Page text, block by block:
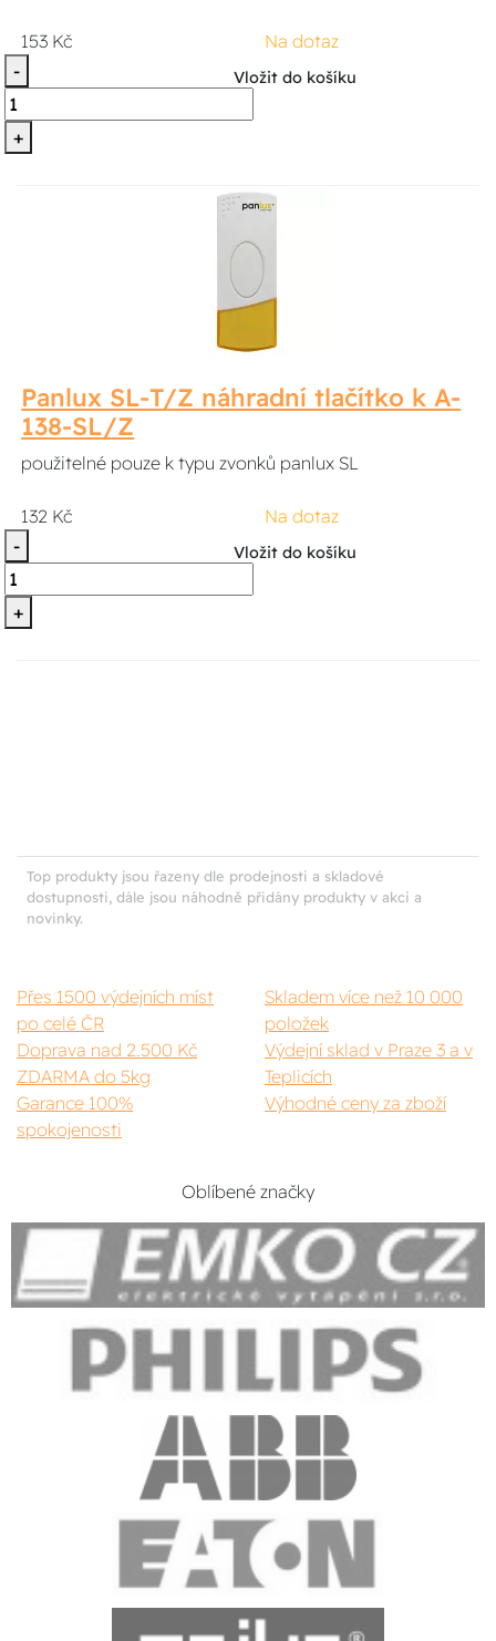
153 Kč
Na dotaz
-
+
Vložit do košíku
Panlux SL-T/Z náhradní tlačítko k A-
138-SL/Z
použitelné pouze k typu zvonků panlux SL
132 Kč
Na dotaz
-
+
Vložit do košíku
Top produkty jsou řazeny dle prodejnosti a skladové
dostupnosti, dále jsou náhodně přidány produkty v akci a
novinky.
Přes 1500 výdejních míst
po celé ČR
Skladem více než 10 000
položek
Doprava nad 2.500 Kč
ZDARMA do 5kg
Výdejní sklad v Praze 3 a v
Teplicích
Garance 100%
spokojenosti
Výhodné ceny za zboží
Oblíbené značky